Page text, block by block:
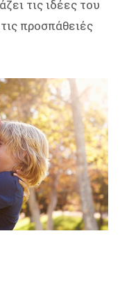
τις ιδέες του
προσπάθειές